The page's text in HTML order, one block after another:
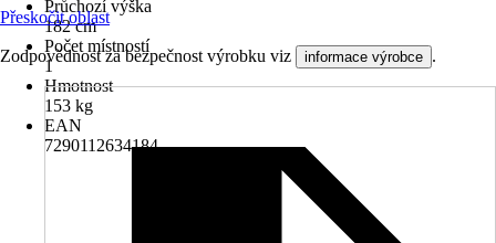
Průchozí výška
182 cm
Počet místností
1
Hmotnost
153 kg
EAN
7290112634184
Přeskočit oblast
Zodpovědnost za bezpečnost výrobku viz informace výrobce .